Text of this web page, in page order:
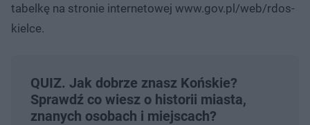
tabelkę na stronie internetowej www.gov.pl/web/rdos-
kielce.
QUIZ. Jak dobrze znasz Końskie?
Sprawdź co wiesz o historii miasta,
znanych osobach i miejscach?